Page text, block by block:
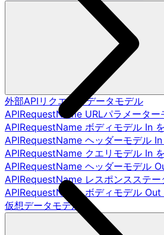
外部APIリクエストデータモデル
APIRequestName URLパラメータ
APIRequestName ボディモデル In
APIRequestName ヘッダーモデル
APIRequestName クエリモデル In
APIRequestName ヘッダーモデル
APIRequestName レスポンスステ
APIRequestName ボディモデル Out
仮想データモデル